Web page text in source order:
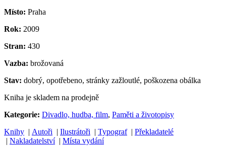
Místo: Praha
Rok: 2009
Stran: 430
Vazba: brožovaná
Stav: dobrý, opotřebeno, stránky zažloutlé, poškozena obálka
Kniha je skladem na prodejně
Kategorie: Divadlo, hudba, film, Paměti a životopisy
Knihy | Autoři | Ilustrátoři | Typograf| Překladatelé
| Nakladatelství| Místa vydání